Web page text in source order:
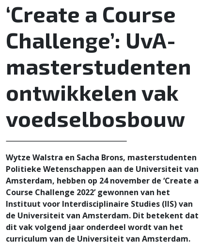
‘Create a Course
Challenge’: UvA-
masterstudenten
ontwikkelen vak
voedselbosbouw
Wytze Walstra en Sacha Brons, masterstudenten
Politieke Wetenschappen aan de Universiteit van
Amsterdam, hebben op 24 november de ‘Create a
Course Challenge 2022’ gewonnen van het
Instituut voor Interdisciplinaire Studies (IIS) van
de Universiteit van Amsterdam. Dit betekent dat
dit vak volgend jaar onderdeel wordt van het
curriculum van de Universiteit van Amsterdam.